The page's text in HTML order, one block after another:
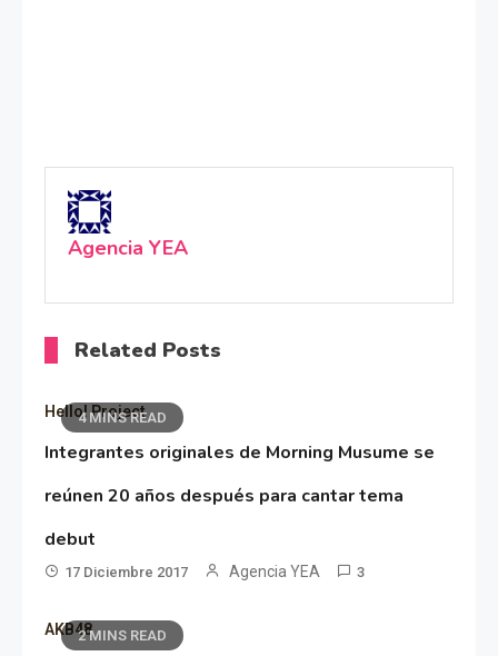
Agencia YEA
Related Posts
4 MINS READ
Hello! Project
Integrantes originales de Morning Musume se
reúnen 20 años después para cantar tema
debut
17 Diciembre 2017 Agencia YEA 3
2 MINS READ
AKB48